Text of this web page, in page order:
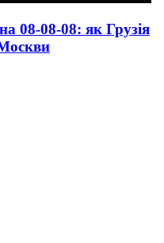
08-08-08: як Грузія